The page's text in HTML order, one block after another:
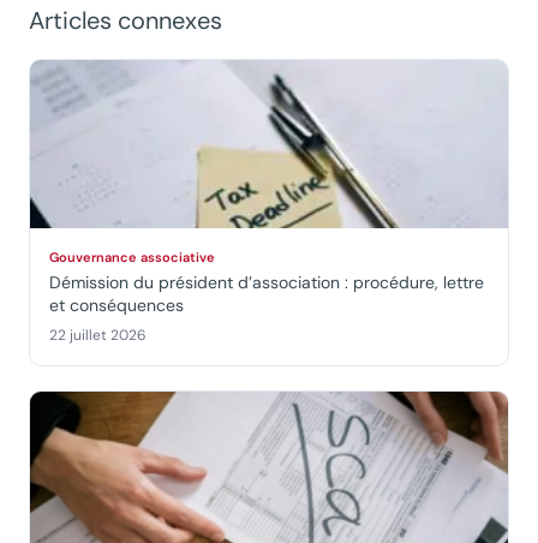
Articles connexes
Gouvernance associative
Démission du président d’association : procédure, lettre
et conséquences
22 juillet 2026